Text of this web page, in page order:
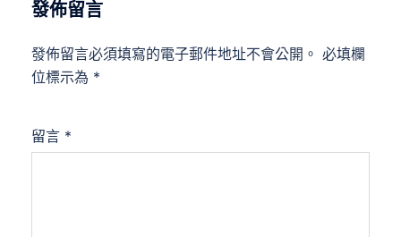
發佈留言
發佈留言必須填寫的電子郵件地址不會公開。 必填欄
位標示為 *
留言 *